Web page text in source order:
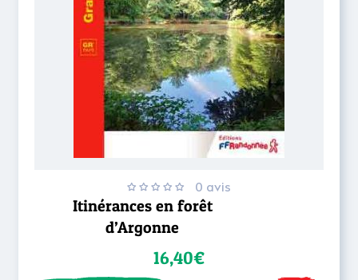
0 avis
Itinérances en forêt
d’Argonne
16,40€